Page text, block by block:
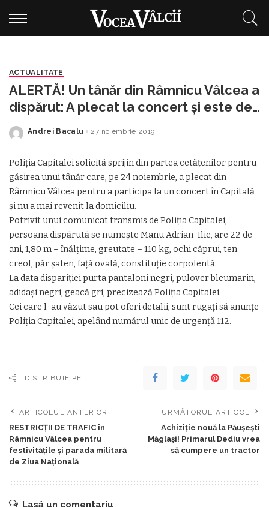
ACTUALITATE
ALERTĂ! Un tânăr din Râmnicu Vâlcea a
dispărut: A plecat la concert și este de
negăsit
Posted
Andrei Bacalu 27 noiembrie 2019
Poliţia Capitalei solicită sprijin din partea cetăţenilor pentru
găsirea unui tânăr care, pe 24 noiembrie, a plecat din
Râmnicu Vâlcea pentru a participa la un concert în Capitală
şi nu a mai revenit la domiciliu.
Potrivit unui comunicat transmis de Poliţia Capitalei,
persoana dispărută se numeşte Manu Adrian-Ilie, are 22 de
ani, 1,80 m – înălţime, greutate – 110 kg, ochi căprui, ten
creol, păr şaten, faţă ovală, constituţie corpolentă.
La data dispariţiei purta pantaloni negri, pulover bleumarin,
adidaşi negri, geacă gri, precizează Poliţia Capitalei.
Cei care l-au văzut sau pot oferi detalii, sunt rugaţi să anunţe
Poliţia Capitalei, apelând numărul unic de urgenţă 112.
DISTRIBUIE PE
ARTICOLUL ANTERIOR
RESTRICȚII DE TRAFIC în
Râmnicu Vâlcea pentru
festivitățile și parada militară
de Ziua Națională
URMĂTORUL ARTICOL
Achiziție nouă la Păușești
Măglași! Primarul Dediu vrea
să cumpere un tractor
Lasă un comentariu